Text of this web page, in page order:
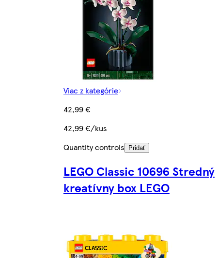
Viac z kategórie
42,99 €
42,99 €/kus
Quantity controls
Pridať
LEGO Classic 10696 Stredný
kreatívny box LEGO